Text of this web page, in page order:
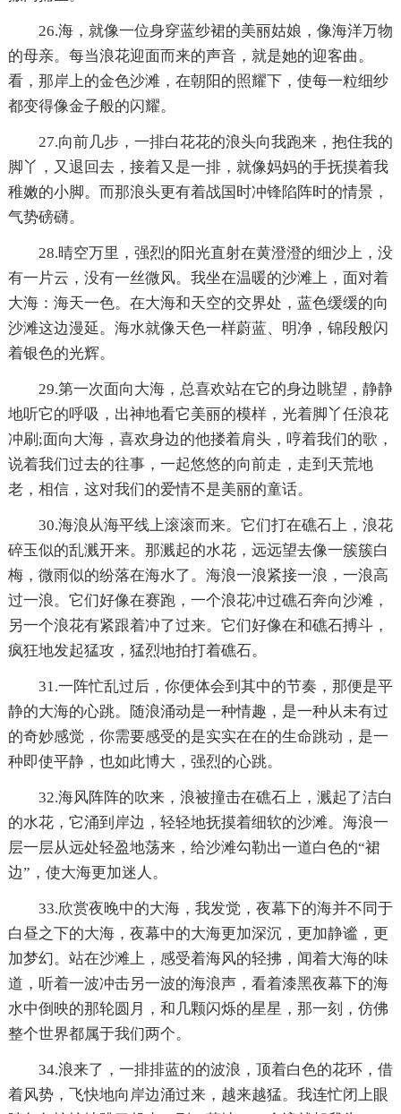
26.海，就像一位身穿蓝纱裙的美丽姑娘，像海洋万物
的母亲。每当浪花迎面而来的声音，就是她的迎客曲。
看，那岸上的金色沙滩，在朝阳的照耀下，使每一粒细纱
都变得像金子般的闪耀。
27.向前几步，一排白花花的浪头向我跑来，抱住我的
脚丫，又退回去，接着又是一排，就像妈妈的手抚摸着我
稚嫩的小脚。而那浪头更有着战国时冲锋陷阵时的情景，
气势磅礴。
28.晴空万里，强烈的阳光直射在黄澄澄的细沙上，没
有一片云，没有一丝微风。我坐在温暖的沙滩上，面对着
大海：海天一色。在大海和天空的交界处，蓝色缓缓的向
沙滩这边漫延。海水就像天色一样蔚蓝、明净，锦段般闪
着银色的光辉。
29.第一次面向大海，总喜欢站在它的身边眺望，静静
地听它的呼吸，出神地看它美丽的模样，光着脚丫任浪花
冲刷;面向大海，喜欢身边的他搂着肩头，哼着我们的歌，
说着我们过去的往事，一起悠悠的向前走，走到天荒地
老，相信，这对我们的爱情不是美丽的童话。
30.海浪从海平线上滚滚而来。它们打在礁石上，浪花
碎玉似的乱溅开来。那溅起的水花，远远望去像一簇簇白
梅，微雨似的纷落在海水了。海浪一浪紧接一浪，一浪高
过一浪。它们好像在赛跑，一个浪花冲过礁石奔向沙滩，
另一个浪花有紧跟着冲了过来。它们好像在和礁石搏斗，
疯狂地发起猛攻，猛烈地拍打着礁石。
31.一阵忙乱过后，你便体会到其中的节奏，那便是平
静的大海的心跳。随浪涌动是一种情趣，是一种从未有过
的奇妙感觉，你需要感受的是实实在在的生命跳动，是一
种即使平静，也如此博大，强烈的心跳。
32.海风阵阵的吹来，浪被撞击在礁石上，溅起了洁白
的水花，它涌到岸边，轻轻地抚摸着细软的沙滩。海浪一
层一层从远处轻盈地荡来，给沙滩勾勒出一道白色的“裙
边”，使大海更加迷人。
33.欣赏夜晚中的大海，我发觉，夜幕下的海并不同于
白昼之下的大海，夜幕中的大海更加深沉，更加静谧，更
加梦幻。站在沙滩上，感受着海风的轻拂，闻着大海的味
道，听着一波冲击另一波的海浪声，看着漆黑夜幕下的海
水中倒映的那轮圆月，和几颗闪烁的星星，那一刻，仿佛
整个世界都属于我们两个。
34.浪来了，一排排蓝的的波浪，顶着白色的花环，借
着风势，飞快地向岸边涌过来，越来越猛。我连忙闭上眼